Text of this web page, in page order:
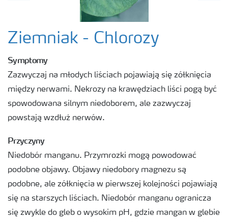
Ziemniak - Chlorozy
Symptomy
Zazwyczaj na młodych liściach pojawiają się zółknięcia
między nerwami. Nekrozy na krawędziach liści pogą być
spowodowana silnym niedoborem, ale zazwyczaj
powstają wzdłuż nerwów.
Przyczyny
Niedobór manganu. Przymrozki mogą powodować
podobne objawy. Objawy niedobory magnezu są
podobne, ale zółknięcia w pierwszej kolejności pojawiają
się na starszych liściach. Niedobór manganu ogranicza
się zwykle do gleb o wysokim pH, gdzie mangan w glebie